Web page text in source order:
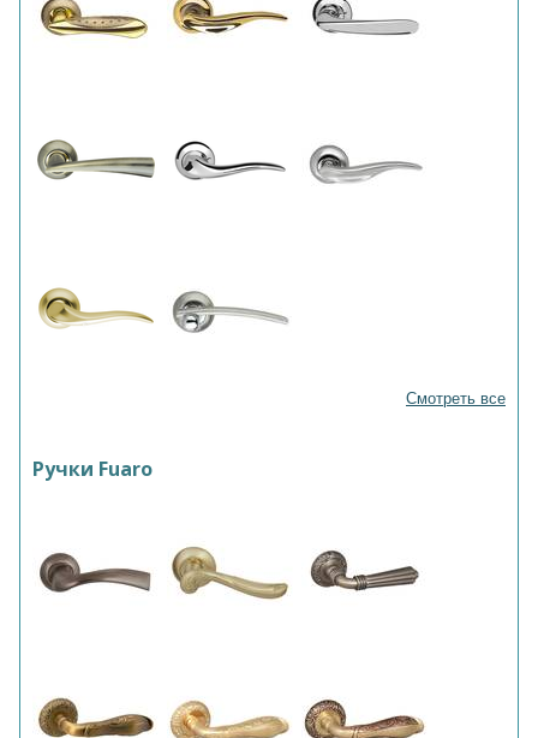
Смотреть все
Ручки Fuaro